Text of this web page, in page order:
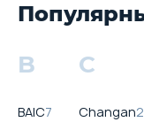
B
BAIC7
C
Changan